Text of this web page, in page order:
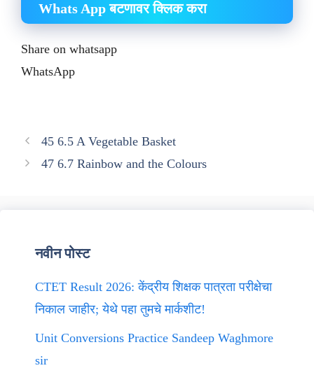
Whats App बटणावर क्लिक करा
Share on whatsapp
WhatsApp
45 6.5 A Vegetable Basket
47 6.7 Rainbow and the Colours
नवीन पोस्ट
CTET Result 2026: केंद्रीय शिक्षक पात्रता परीक्षेचा
निकाल जाहीर; येथे पहा तुमचे मार्कशीट!
Unit Conversions Practice Sandeep Waghmore
sir